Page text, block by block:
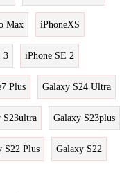
Max iPhoneXS
3 iPhone SE 2
Plus Galaxy S24 Ultra
S23ultra Galaxy S23plus
S22 Plus Galaxy S22